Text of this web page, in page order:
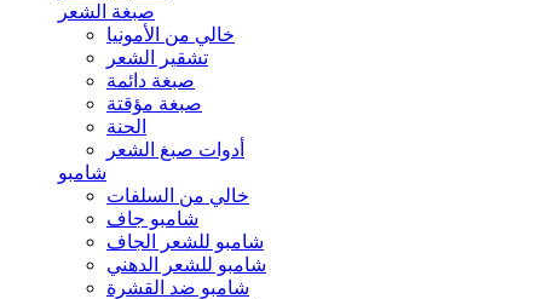
صبغة الشعر
خالي من الأمونيا
تشقير الشعر
صبغة دائمة
صبغة مؤقتة
الحنة
أدوات صبغ الشعر
شامبو
خالي من السلفات
شامبو جاف
شامبو للشعر الجاف
شامبو للشعر الدهني
شامبو ضد القشرة